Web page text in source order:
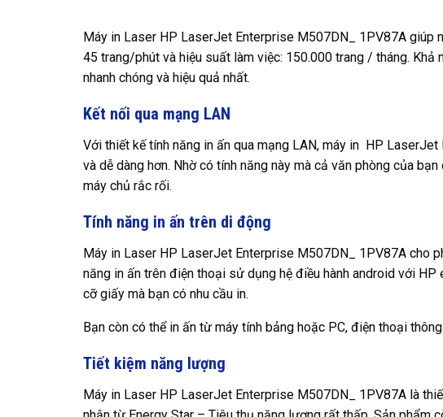
Máy in Laser HP LaserJet Enterprise M507DN_ 1PV87A
45 trang/phút và hiệu suất làm việc: 150.000 trang / tháng.
nhanh chóng và hiệu quả nhất.
Kết nối qua mạng LAN
Với thiết kế tính năng in ấn qua mạng LAN, máy in HP
và dễ dàng hơn. Nhờ có tính năng này mà cả văn phòng của
máy chủ rắc rối.
Tính năng in ấn trên di động
Máy in Laser HP LaserJet Enterprise M507DN_ 1PV87A cho
năng in ấn trên điện thoại sử dụng hệ điều hành android với
cỡ giấy mà bạn có nhu cầu in.
Bạn còn có thể in ấn từ máy tính bảng hoặc PC, điện thoại
Tiết kiệm năng lượng
Máy in Laser HP LaserJet Enterprise M507DN_ 1PV87A là